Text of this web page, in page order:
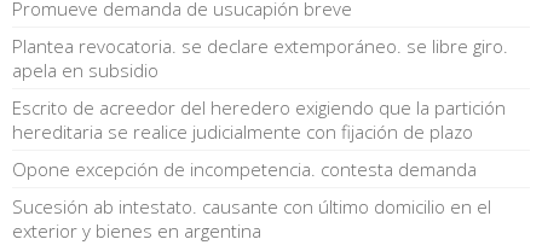
Promueve demanda de usucapión breve
Plantea revocatoria. se declare extemporáneo. se libre giro.
apela en subsidio
Escrito de acreedor del heredero exigiendo que la partición
hereditaria se realice judicialmente con fijación de plazo
Opone excepción de incompetencia. contesta demanda
Sucesión ab intestato. causante con último domicilio en el
exterior y bienes en argentina